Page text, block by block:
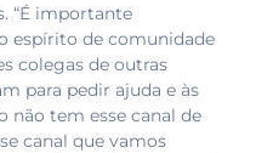
“É importante
espírito de comunidade
colegas de outras
para pedir ajuda e às
não tem esse canal de
canal que vamos